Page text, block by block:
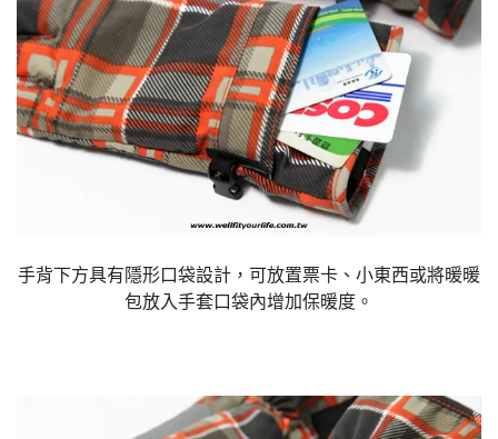
手背下方具有隱形口袋設計，可放置票卡、小東西或將暖暖
包放入手套口袋內增加保暖度。